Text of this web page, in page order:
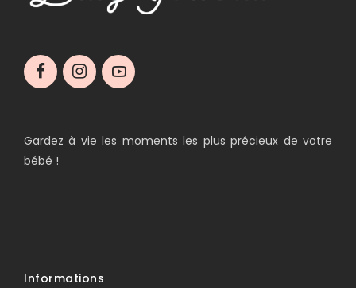
Gardez à vie les moments les plus précieux de votre
bébé !
Informations